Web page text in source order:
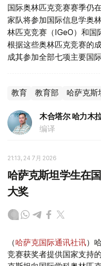
国际奥林匹克竞赛赛季仍
家队将参加国际信息学奥
林匹克竞赛（I​​GeO）和国
根据这些奥林匹克竞赛的
成其参加全部七项主要国
教育 教育部 哈萨克斯
木合塔尔 哈力木
编译
21:13, 24 7月 2026
哈萨克斯坦学生在
大奖
（哈萨克国际通讯社讯）
竞赛获奖者提供国家支持